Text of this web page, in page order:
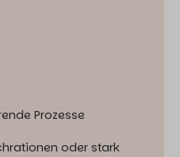
Prozesse
oder stark